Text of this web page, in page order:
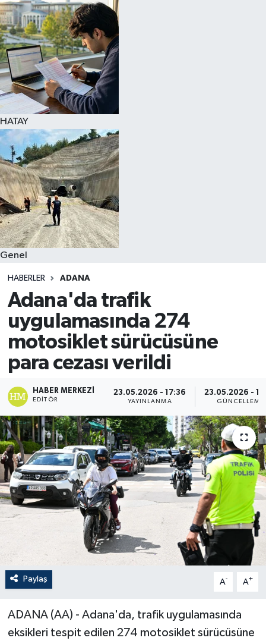
HATAY
Genel
HABERLER ADANA
Adana'da trafik
uygulamasında 274
motosiklet sürücüsüne
para cezası verildi
HABER MERKEZI
EDITÖR
23.05.2026 - 17:36
YAYINLANMA
23.05.2026 -
GÜNCELLEME
Paylaş A- A+
ADANA (AA) - Adana'da, trafik uygulamasında
eksikleri tespit edilen 274 motosiklet sürücüsüne
Spor
Teknoloji
Yaşam